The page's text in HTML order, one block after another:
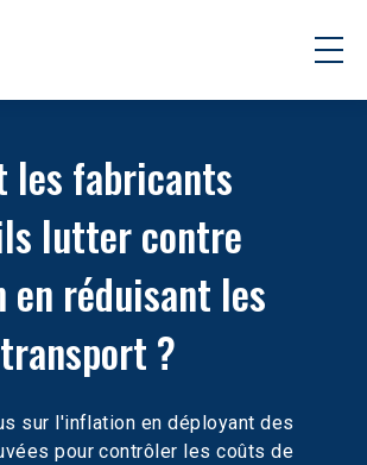
les fabricants
lutter contre
réduisant les
?
sur l'inflation en déployant des
pour contrôler les coûts de